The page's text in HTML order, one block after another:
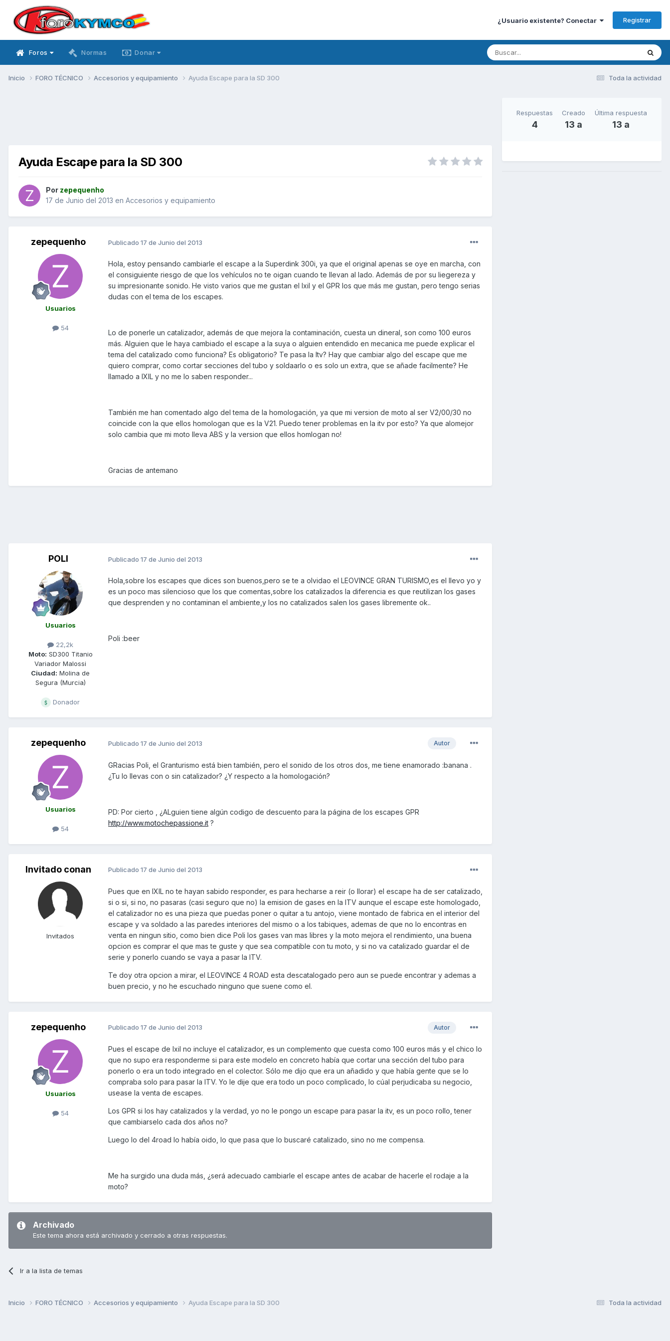
¿Usuario existente? Conectar Registrar
Foros Normas Donar
Toda la actividad
Inicio FORO TÉCNICO Accesorios y equipamiento Ayuda Escape para la SD 300
Ayuda Escape para la SD 300
Por zepequenho
17 de Junio del 2013 en Accesorios y equipamiento
zepequenho
Usuarios
54
Publicado 17 de Junio del 2013
Hola, estoy pensando cambiarle el escape a la Superdink 300i, ya que el original apenas se oye en marcha, con
el consiguiente riesgo de que los vehículos no te oigan cuando te llevan al lado. Además de por su liegereza y
su impresionante sonido. He visto varios que me gustan el Ixil y el GPR los que más me gustan, pero tengo serias
dudas con el tema de los escapes.
Lo de ponerle un catalizador, además de que mejora la contaminación, cuesta un dineral, son como 100 euros
más. Alguien que le haya cambiado el escape a la suya o alguien entendido en mecanica me puede explicar el
tema del catalizado como funciona? Es obligatorio? Te pasa la Itv? Hay que cambiar algo del escape que me
quiero comprar, como cortar secciones del tubo y soldaarlo o es solo un extra, que se añade facilmente? He
llamado a IXIL y no me lo saben responder...
También me han comentado algo del tema de la homologación, ya que mi version de moto al ser V2/00/30 no
coincide con la que ellos homologan que es la V21. Puedo tener problemas en la itv por esto? Ya que alomejor
solo cambia que mi moto lleva ABS y la version que ellos homlogan no!
Gracias de antemano
POLI
Usuarios
22,2k
Moto: SD300 Titanio
Variador Malossi
Ciudad: Molina de
Segura (Murcia)
Donador
Publicado 17 de Junio del 2013
Hola,sobre los escapes que dices son buenos,pero se te a olvidao el LEOVINCE GRAN TURISMO,es el llevo yo y
es un poco mas silencioso que los que comentas,sobre los catalizados la diferencia es que reutilizan los gases
que desprenden y no contaminan el ambiente,y los no catalizados salen los gases libremente ok..
Poli :beer
zepequenho
Usuarios
54
Autor
Publicado 17 de Junio del 2013
GRacias Poli, el Granturismo está bien también, pero el sonido de los otros dos, me tiene enamorado :banana .
¿Tu lo llevas con o sin catalizador? ¿Y respecto a la homologación?
PD: Por cierto , ¿ALguien tiene algún codigo de descuento para la página de los escapes GPR
http://www.motochepassione.it ?
Invitado conan
Invitados
Publicado 17 de Junio del 2013
Pues que en IXIL no te hayan sabido responder, es para hecharse a reir (o llorar) el escape ha de ser catalizado,
si o si, si no, no pasaras (casi seguro que no) la emision de gases en la ITV aunque el escape este homologado,
el catalizador no es una pieza que puedas poner o quitar a tu antojo, viene montado de fabrica en el interior del
escape y va soldado a las paredes interiores del mismo o a los tabiques, ademas de que no lo encontras en
venta en ningun sitio, como bien dice Poli los gases van mas libres y la moto mejora el rendimiento, una buena
opcion es comprar el que mas te guste y que sea compatible con tu moto, y si no va catalizado guardar el de
serie y ponerlo cuando se vaya a pasar la ITV.
Te doy otra opcion a mirar, el LEOVINCE 4 ROAD esta descatalogado pero aun se puede encontrar y ademas a
buen precio, y no he escuchado ninguno que suene como el.
zepequenho
Usuarios
54
Autor
Publicado 17 de Junio del 2013
Pues el escape de Ixil no incluye el catalizador, es un complemento que cuesta como 100 euros más y el chico lo
que no supo era responderme si para este modelo en concreto había que cortar una sección del tubo para
ponerlo o era un todo integrado en el colector. Sólo me dijo que era un añadido y que había gente que se lo
compraba solo para pasar la ITV. Yo le dije que era todo un poco complicado, lo cúal perjudicaba su negocio,
usease la venta de escapes.
Los GPR si los hay catalizados y la verdad, yo no le pongo un escape para pasar la itv, es un poco rollo, tener
que cambiarselo cada dos años no?
Luego lo del 4road lo había oido, lo que pasa que lo buscaré catalizado, sino no me compensa.
Me ha surgido una duda más, ¿será adecuado cambiarle el escape antes de acabar de hacerle el rodaje a la
moto?
Archivado
Este tema ahora está archivado y cerrado a otras respuestas.
Ir a la lista de temas
Respuestas
4
Creado
13 a
Última respuesta
13 a
Toda la actividad
Inicio FORO TÉCNICO Accesorios y equipamiento Ayuda Escape para la SD 300